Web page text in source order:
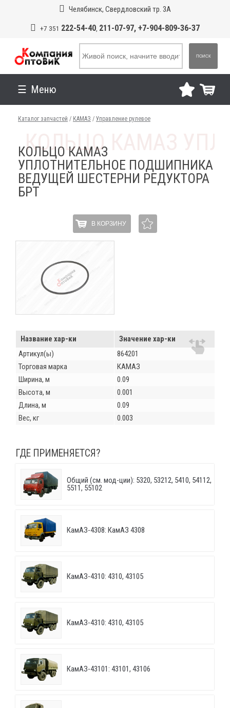
Челябинск, Свердловский тр. 3А
+7 351 222-54-40, 211-07-97, +7-904-809-36-37
ПОИСК
Меню
Каталог запчастей / КАМАЗ / Управление рулевое
КОЛЬЦО КАМАЗ
УПЛОТНИТЕЛЬНОЕ ПОДШИПНИКА
ВЕДУЩЕЙ ШЕСТЕРНИ РЕДУКТОРА
БРТ
В КОРЗИНУ
Название хар-ки
Значение хар-ки
Артикул(ы)
864201
Торговая марка
КАМАЗ
Ширина, м
0.09
Высота, м
0.001
Длина, м
0.09
Вес, кг
0.003
ГДЕ ПРИМЕНЯЕТСЯ?
Общий (см. мод-ции): 5320, 53212, 5410, 54112,
5511, 55102
КамАЗ-4308: КамАЗ 4308
КамАЗ-4310: 4310, 43105
КамАЗ-4310: 4310, 43105
КамАЗ-43101: 43101, 43106